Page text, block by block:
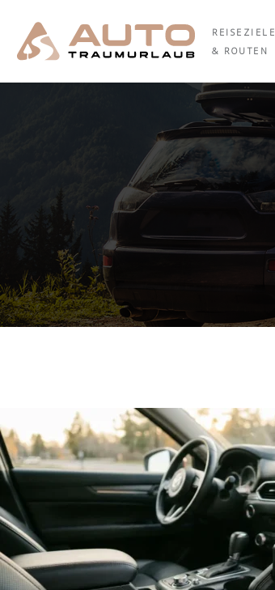
REISEZIELE
& ROUTEN